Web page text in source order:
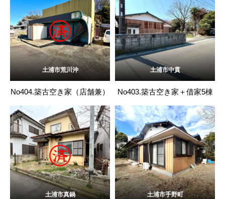
土浦市荒川沖
No404.築古空き家（店舗兼）
土浦市中貫
No403.築古空き家＋借家5棟
土浦市真鍋 土浦市手野町